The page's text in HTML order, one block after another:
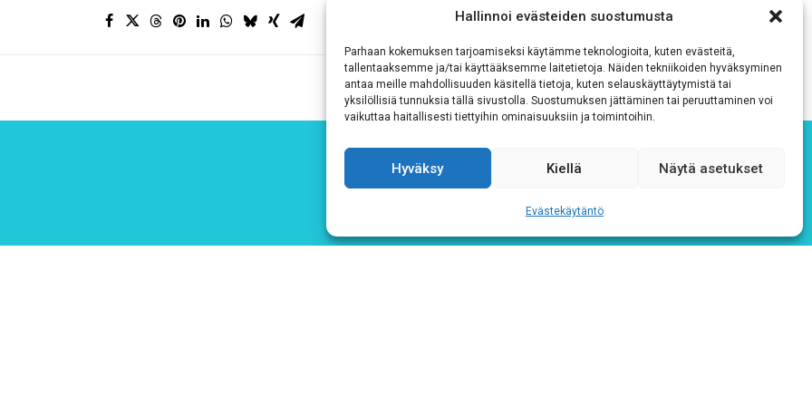
Hallinnoi evästeiden suostumusta
Parhaan kokemuksen tarjoamiseksi käytämme teknologioita, kuten evästeitä,
tallentaaksemme ja/tai käyttääksemme laitetietoja. Näiden tekniikoiden hyväksyminen
antaa meille mahdollisuuden käsitellä tietoja, kuten selauskäyttäytymistä tai
yksilöllisiä tunnuksia tällä sivustolla. Suostumuksen jättäminen tai peruuttaminen voi
vaikuttaa haitallisesti tiettyihin ominaisuuksiin ja toimintoihin.
Hyväksy Kiellä Näytä asetukset
Evästekäytäntö